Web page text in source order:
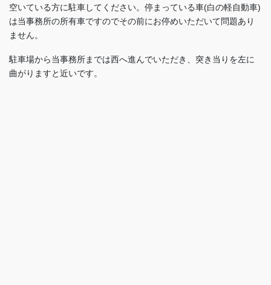
空いている方に駐車してください。停まっている車(白の軽自動車)
は当事務所の所有車ですのでその前にお停めいただいて問題あり
ません。
駐車場から当事務所までは西へ進んでいただき、突き当りを左に
曲がりますと近いです。